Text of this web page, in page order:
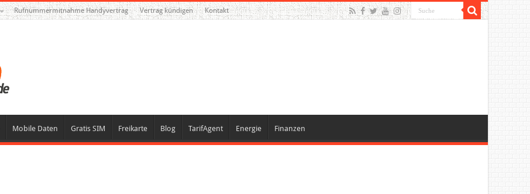
Rufnummermitnahme Handyvertrag Vertrag kündigen Kontakt
Mobile Daten Gratis SIM Freikarte Blog TarifAgent Energie Finanzen